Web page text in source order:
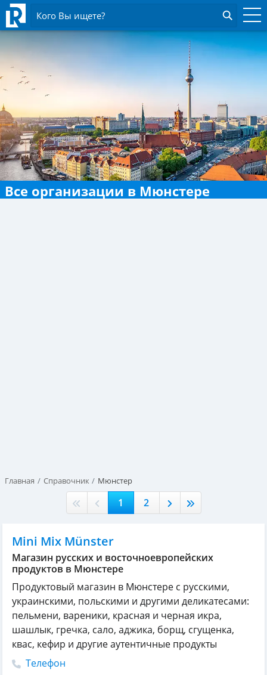
Кого Вы ищете?
Все организации в Мюнстере
Главная Справочник Мюнстер
1 2
Mini Mix Münster
Магазин русских и восточноевропейских
продуктов в Мюнстере
Продуктовый магазин в Мюнстере с русскими,
украинскими, польскими и другими деликатесами:
пельмени, вареники, красная и черная икра,
шашлык, гречка, сало, аджика, борщ, сгущенка,
квас, кефир и другие аутентичные продукты
Телефон